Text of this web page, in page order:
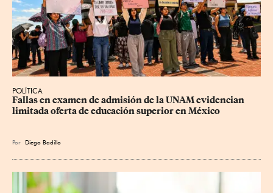
POLÍTICA
Fallas en examen de admisión de la UNAM evidencian
limitada oferta de educación superior en México
Por Diego Badillo